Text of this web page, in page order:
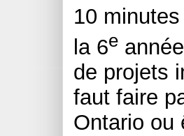
10
la 6e
de projets
faut faire
Ontario ou